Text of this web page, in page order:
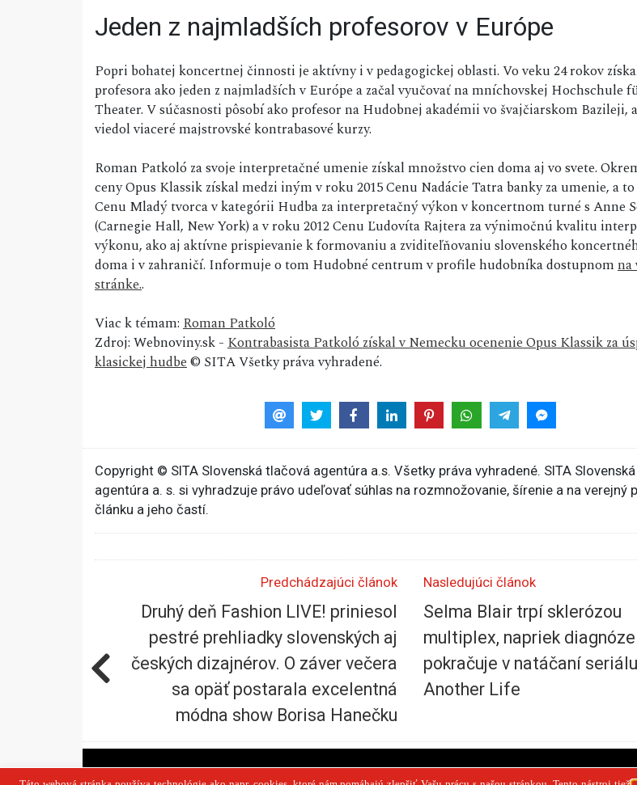
Jeden z najmladších profesorov v Európe
Popri bohatej koncertnej činnosti je aktívny i v pedagogickej oblasti. Vo veku 24 rokov
profesora ako jeden z najmladších v Európe a začal vyučovať na mníchovskej Hochschule
Theater. V súčasnosti pôsobí ako profesor na Hudobnej akadémii vo švajčiarskom Bazileji,
viedol viaceré majstrovské kontrabasové kurzy.
Roman Patkoló za svoje interpretačné umenie získal množstvo cien doma aj vo svete.
ceny Opus Klassik získal medzi iným v roku 2015 Cenu Nadácie Tatra banky za umenie, a
Cenu Mladý tvorca v kategórii Hudba za interpretačný výkon v koncertnom turné s Anne
(Carnegie Hall, New York) a v roku 2012 Cenu Ľudovíta Rajtera za výnimočnú kvalitu
výkonu, ako aj aktívne prispievanie k formovaniu a zviditeľňovaniu slovenského
doma i v zahraničí. Informuje o tom Hudobné centrum v profile hudobníka dostupnomna
stránke..
Viac k témam:Roman Patkoló
Zdroj: Webnoviny.sk -Kontrabasista Patkoló získal v Nemecku ocenenie Opus Klassik za
klasickej hudbe© SITA Všetky práva vyhradené.
Copyright © SITA Slovenská tlačová agentúra a.s. Všetky práva vyhradené. SITA
agentúra a. s. si vyhradzuje právo udeľovať súhlas na rozmnožovanie, šírenie a na verejný
článku a jeho častí.
Predchádzajúci článok
Druhý deň Fashion LIVE! priniesol
pestré prehliadky slovenských aj
českých dizajnérov. O záver večera
sa opäť postarala excelentná
módna show Borisa Hanečku
Nasledujúci článok
Selma Blair trpí sklerózou
multiplex, napriek diagnóze
pokračuje v natáčaní seriálu
Another Life